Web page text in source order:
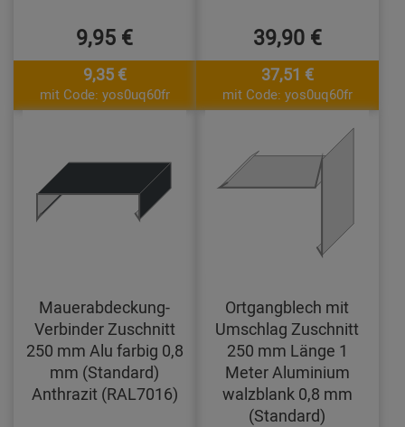
9,95 €
9,35 €
mit Code: yos0uq60fr
39,90 €
37,51 €
mit Code: yos0uq60fr
Mauerabdeckung-
Verbinder Zuschnitt
250 mm Alu farbig 0,8
mm (Standard)
Anthrazit (RAL7016)
Ortgangblech mit
Umschlag Zuschnitt
250 mm Länge 1
Meter Aluminium
walzblank 0,8 mm
(Standard)